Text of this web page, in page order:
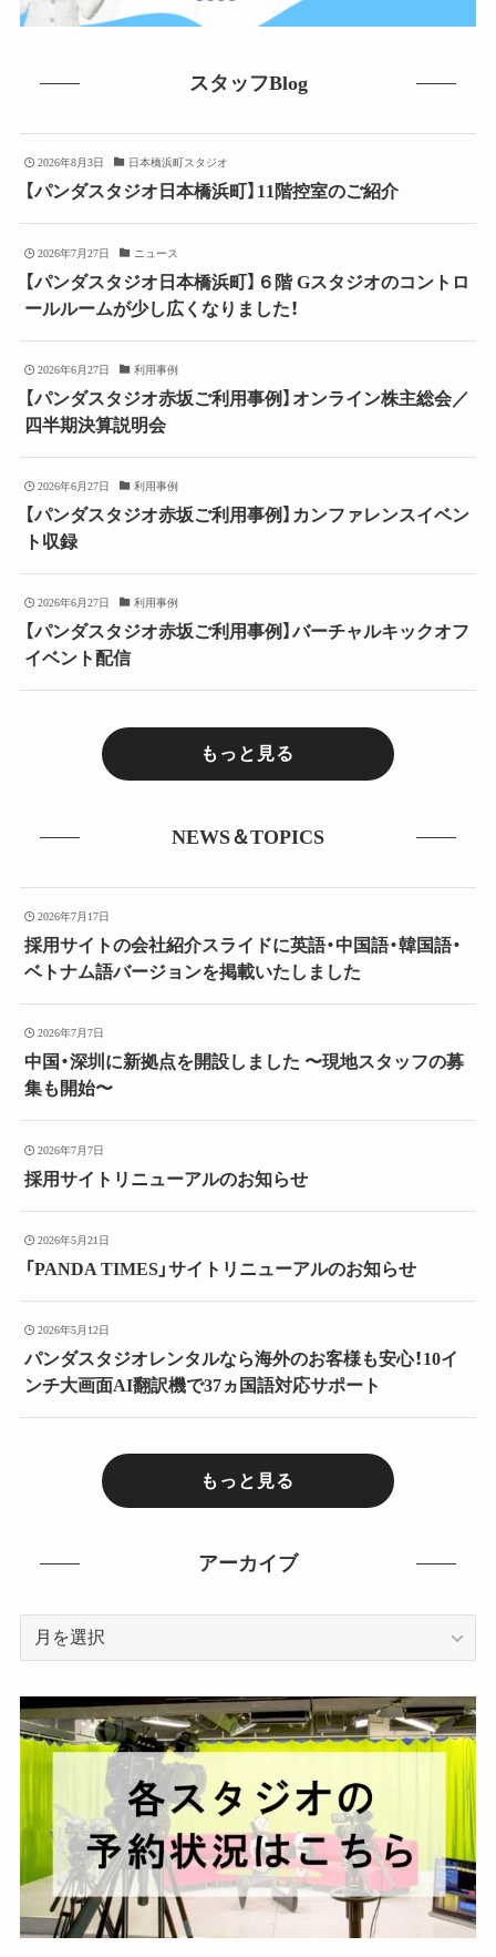
スタッフBlog
2026年8月3日 日本橋浜町スタジオ
【パンダスタジオ日本橋浜町】11階控室のご紹介
2026年7月27日 ニュース
【パンダスタジオ日本橋浜町】６階 Gスタジオのコントロ
ールルームが少し広くなりました！
2026年6月27日 利用事例
【パンダスタジオ赤坂ご利用事例】オンライン株主総会／
四半期決算説明会
2026年6月27日 利用事例
【パンダスタジオ赤坂ご利用事例】カンファレンスイベン
ト収録
2026年6月27日 利用事例
【パンダスタジオ赤坂ご利用事例】バーチャルキックオフ
イベント配信
もっと見る
NEWS＆TOPICS
2026年7月17日
採用サイトの会社紹介スライドに英語・中国語・韓国語・
ベトナム語バージョンを掲載いたしました
2026年7月7日
中国・深圳に新拠点を開設しました 〜現地スタッフの募
集も開始〜
2026年7月7日
採用サイトリニューアルのお知らせ
2026年5月21日
「PANDA TIMES」サイトリニューアルのお知らせ
2026年5月12日
パンダスタジオレンタルなら海外のお客様も安心！10イ
ンチ大画面AI翻訳機で37ヵ国語対応サポート
もっと見る
アーカイブ
イ
ブ